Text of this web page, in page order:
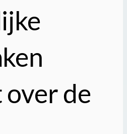
over de